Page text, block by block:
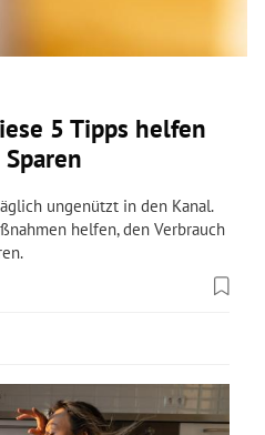
5 Tipps helfen
ungenützt in den Kanal.
helfen, den Verbrauch